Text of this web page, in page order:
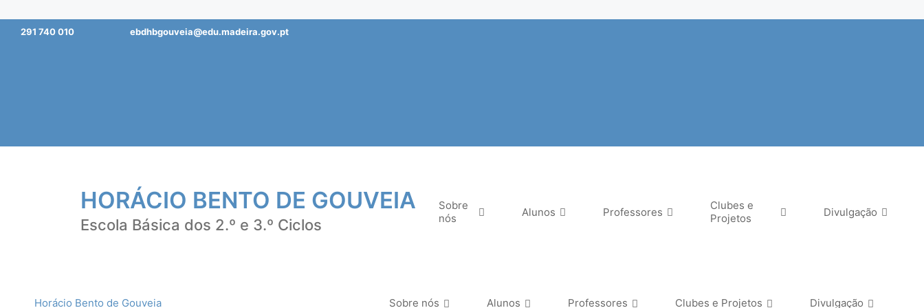
Saltar291 740 010 ebdhbgouveia@edu.madeira.gov.pt
HORÁCIO BENTO DE GOUVEIA
Escola Básica dos 2.º e 3.º Ciclos
Sobre
nós
Alunos Professores
Clubes e
Projetos
Divulgação
Horácio Bento de Gouveia Sobre nós Alunos Professores Clubes e Projetos Divulgação